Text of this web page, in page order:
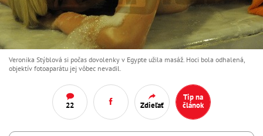
Veronika Stýblová si počas dovolenky v Egypte užila masáž. Hoci bola odhalená,
objektív fotoaparátu jej vôbec nevadil.
22 Zdieľať
Tip na
článok